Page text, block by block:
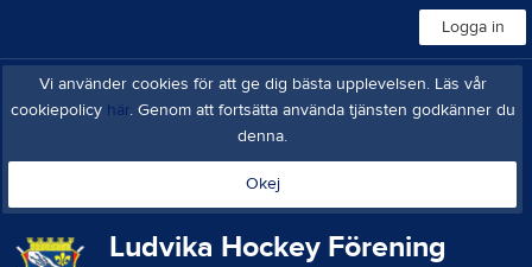
Logga in
Vi använder cookies för att ge dig bästa upplevelsen. Läs vår
cookiepolicy här. Genom att fortsätta använda tjänsten godkänner du
denna.
Okej
Ludvika Hockey Förening